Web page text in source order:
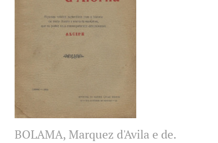
BOLAMA, Marquez d'Avila e de.